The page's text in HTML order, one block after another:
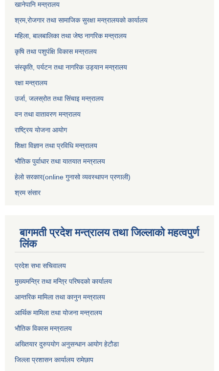
खानेपानि मन्त्रालय
श्रम,रोजगार तथा सामाजिक सुरक्षा मन्त्रालयको कार्यालय
महिला, बालबालिका तथा जेष्ठ नागरिक मन्त्रालय
कृषि तथा पशुपंक्षि विकास मन्त्रालय
संस्कृति, पर्यटन तथा नागरिक उड्‍यान मन्त्रालय
रक्षा मन्त्रालय
उर्जा, जलस्रोत तथा सिंचाइ मन्त्रालय
वन तथा वातावरण मन्त्रालय
राष्ट्रिय योजना आयोग
शिक्षा विज्ञान तथा प्रविधि मन्त्रालय
भौतिक पुर्वाधार तथा यातयात मन्त्रालय
हेलो सरकार(online गुनासो व्यवस्थापन प्रणाली)
श्रम संसार
बागमती प्रदेश मन्त्रालय तथा जिल्लाको महत्वपुर्ण
लिंक
प्रदेश सभा सचिवालय
मुख्यमन्त्रि तथा मन्त्रि परिषदको कार्यालय
आन्तरिक मामिला तथा कानुन मन्त्रालय
आर्थिक मामिला तथा योजना मन्त्रालय
भौतिक विकास मन्त्रालय
अख्तियार दुरुपयोग अनुसन्धान आयोग हेटौडा
जिल्ला प्रशासन कार्यालय रामेछाप